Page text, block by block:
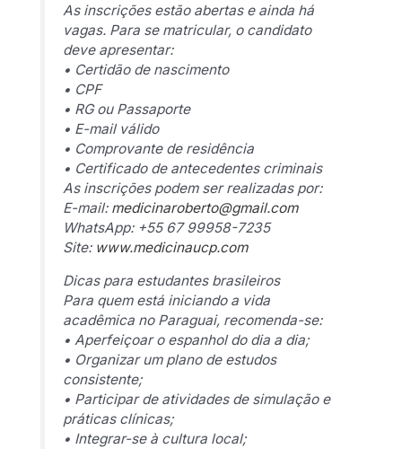
As inscrições estão abertas e ainda há
vagas. Para se matricular, o candidato
deve apresentar:
• Certidão de nascimento
• CPF
• RG ou Passaporte
• E-mail válido
• Comprovante de residência
• Certificado de antecedentes criminais
As inscrições podem ser realizadas por:
E-mail: medicinaroberto@gmail.com
WhatsApp: +55 67 99958-7235
Site: www.medicinaucp.com
Dicas para estudantes brasileiros
Para quem está iniciando a vida
acadêmica no Paraguai, recomenda-se:
• Aperfeiçoar o espanhol do dia a dia;
• Organizar um plano de estudos
consistente;
• Participar de atividades de simulação e
práticas clínicas;
• Integrar-se à cultura local;